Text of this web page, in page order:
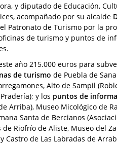
y diputado de Educación,
acompañado por su alcalde
Patronato de Turismo por la
de turismo y puntos de
año 215.000 euros para
de turismo de Puebla de
Alto de Sampil
y los puntos de
Arriba), Museo Micológico de
Santa de Bercianos
Riofrío de Aliste, Museo del
Castro de Las Labradas de